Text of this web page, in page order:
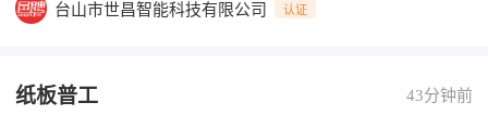
台山市世昌智能科技有限公司 认证
纸板普工 43分钟前